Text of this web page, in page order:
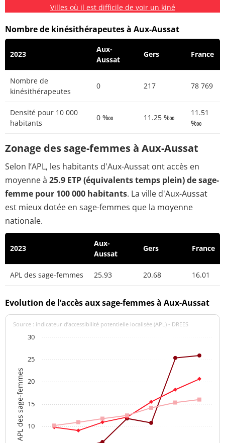
Villes où il est difficile de voir un kiné
Nombre de kinésithérapeutes à Aux-Aussat
2023
Aux-
Aussat
Gers France
Nombre de
kinésithérapeutes
0 217 78 769
Densité pour 10 000
habitants
0 ‱ 11.25 ‱
11.51
‱
Zonage des sage-femmes à Aux-Aussat
Selon l’APL, les habitants d'Aux-Aussat ont accès en
moyenne à 25.9 ETP (équivalents temps plein) de sage-
femme pour 100 000 habitants. La ville d'Aux-Aussat
est mieux dotée en sage-femmes que la moyenne
nationale.
2023
Aux-
Aussat
Gers France
APL des sage-femmes 25.93 20.68 16.01
Evolution de l’accès aux sage-femmes à Aux-Aussat
APL des sage-femmes
Source : indicateur d’accessibilité potentielle localisée (APL) - DREES
10
15
20
25
30